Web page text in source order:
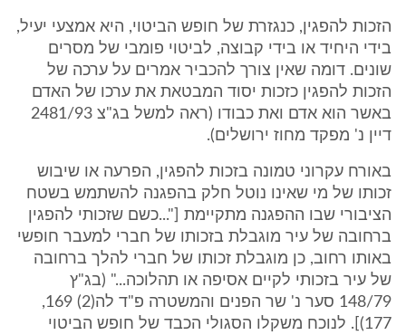
הזכות להפגין, כנגזרת של חופש הביטוי, היא אמצעי יעיל,
בידי היחיד או בידי קבוצה, לביטוי פומבי של מסרים
שונים. דומה שאין צורך להכביר אמרים על ערכה של
הזכות להפגין כזכות יסוד המבטאת את ערכו של האדם
באשר הוא אדם ואת כבודו (ראה למשל בג"צ 2481/93
דיין נ' מפקד מחוז ירושלים).
באורח עקרוני טמונה בזכות להפגין, הפרעה או שיבוש
זכותו של מי שאינו נוטל חלק בהפגנה להשתמש בשטח
הציבורי שבו ההפגנה מתקיימת ["...כשם שזכותי להפגין
ברחובה של עיר מוגבלת בזכותו של חברי למעבר חופשי
באותו רחוב, כן מוגבלת זכותו של חברי להלך ברחובה
של עיר בזכותי לקיים אסיפה או תהלוכה..." (בג"ץ
148/79 סער נ' שר הפנים והמשטרה פ"ד לה(2) 169,
177)]. לנוכח משקלו הסגולי הכבד של חופש הביטוי